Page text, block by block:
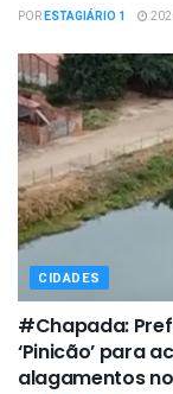
PORESTAGIÁRIO 1
CIDADES
#Chapada:
‘Pinicão’ para
alagamentos